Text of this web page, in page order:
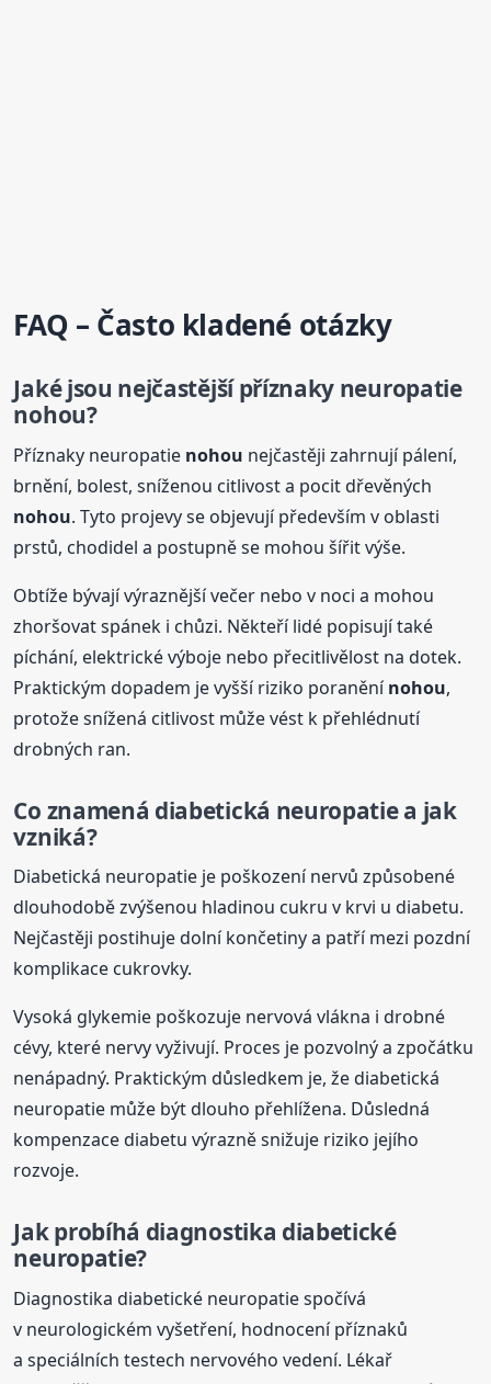
FAQ – Často kladené otázky
Jaké jsou nejčastější příznaky neuropatie
nohou?
Příznaky neuropatie nohou nejčastěji zahrnují pálení,
brnění, bolest, sníženou citlivost a pocit dřevěných
nohou. Tyto projevy se objevují především v oblasti
prstů, chodidel a postupně se mohou šířit výše.
Obtíže bývají výraznější večer nebo v noci a mohou
zhoršovat spánek i chůzi. Někteří lidé popisují také
píchání, elektrické výboje nebo přecitlivělost na dotek.
Praktickým dopadem je vyšší riziko poraněnínohou,
protože snížená citlivost může vést k přehlédnutí
drobných ran.
Co znamená diabetická neuropatie a jak
vzniká?
Diabetická neuropatie je poškození nervů způsobené
dlouhodobě zvýšenou hladinou cukru v krvi u diabetu.
Nejčastěji postihuje dolní končetiny a patří mezi pozdní
komplikace cukrovky.
Vysoká glykemie poškozuje nervová vlákna i drobné
cévy, které nervy vyživují. Proces je pozvolný a zpočátku
nenápadný. Praktickým důsledkem je, že diabetická
neuropatie může být dlouho přehlížena. Důsledná
kompenzace diabetu výrazně snižuje riziko jejího
rozvoje.
Jak probíhá diagnostika diabetické
neuropatie?
Diagnostika diabetické neuropatie spočívá
v neurologickém vyšetření, hodnocení příznaků
a speciálních testech nervového vedení. Lékař